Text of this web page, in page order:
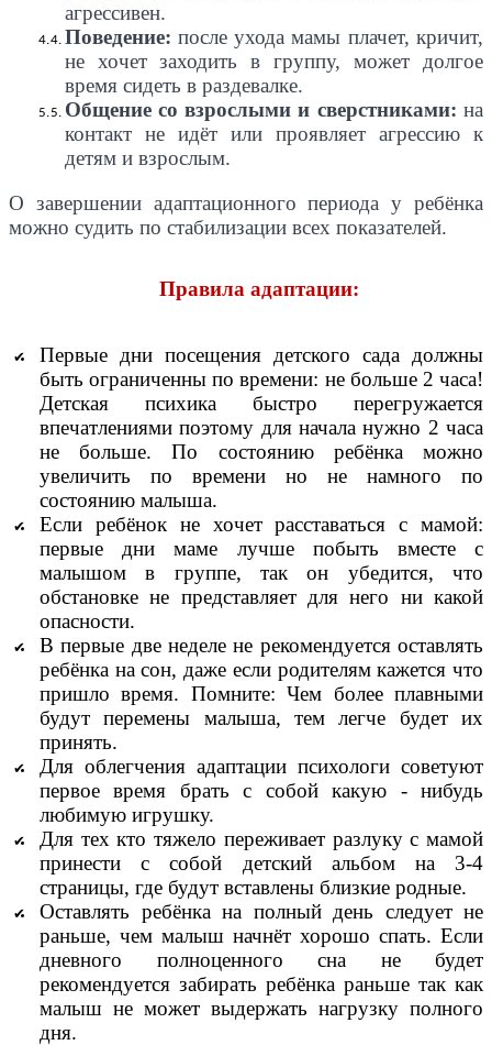
агрессивен.
Поведение: после ухода мамы плачет, кричит,
не хочет заходить в группу, может долгое
время сидеть в раздевалке.
Общение со взрослыми и сверстниками: на
контакт не идёт или проявляет агрессию к
детям и взрослым.
О завершении адаптационного периода у ребёнка
можно судить по стабилизации всех показателей.
Правила адаптации:
Первые дни посещения детского сада должны
быть ограниченны по времени: не больше 2 часа!
Детская психика быстро перегружается
впечатлениями поэтому для начала нужно 2 часа
не больше. По состоянию ребёнка можно
увеличить по времени но не намного по
состоянию малыша.
Если ребёнок не хочет расставаться с мамой:
первые дни маме лучше побыть вместе с
малышом в группе, так он убедится, что
обстановке не представляет для него ни какой
опасности.
В первые две неделе не рекомендуется оставлять
ребёнка на сон, даже если родителям кажется что
пришло время. Помните: Чем более плавными
будут перемены малыша, тем легче будет их
принять.
Для облегчения адаптации психологи советуют
первое время брать с собой какую - нибудь
любимую игрушку.
Для тех кто тяжело переживает разлуку с мамой
принести с собой детский альбом на 3-4
страницы, где будут вставлены близкие родные.
Оставлять ребёнка на полный день следует не
раньше, чем малыш начнёт хорошо спать. Если
дневного полноценного сна не будет
рекомендуется забирать ребёнка раньше так как
малыш не может выдержать нагрузку полного
дня.